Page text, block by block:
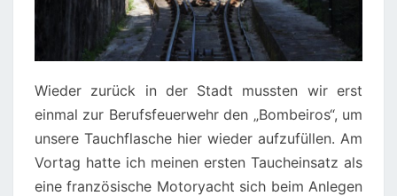
Wieder zurück in der Stadt mussten wir erst
einmal zur Berufsfeuerwehr den „Bombeiros“, um
unsere Tauchflasche hier wieder aufzufüllen. Am
Vortag hatte ich meinen ersten Taucheinsatz als
eine französische Motoryacht sich beim Anlegen